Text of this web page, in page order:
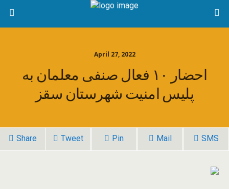
April 27, 2022
احضار ١٠ فعال صنفی معلمان به
پلیس امنیت شهرستان سقز
Share Tweet Pin Mail SMS